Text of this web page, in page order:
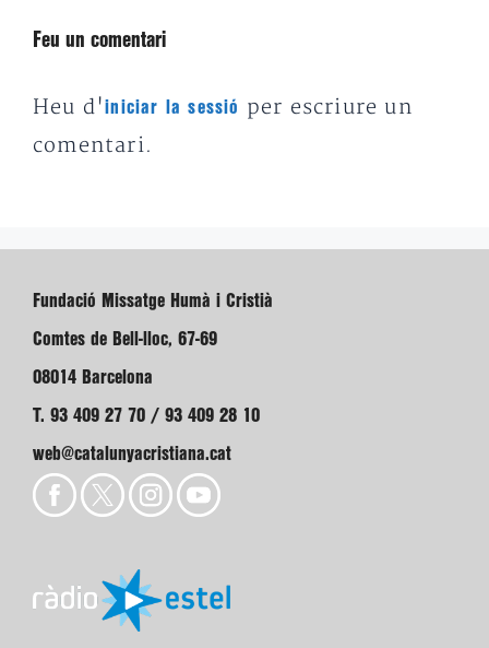
Feu un comentari
Heu d'iniciar la sessió
per escriure un
comentari.
Fundació Missatge Humà i Cristià
Comtes de Bell-lloc, 67-69
08014 Barcelona
T. 93 409 27 70 / 93 409 28 10
web@catalunyacristiana.cat